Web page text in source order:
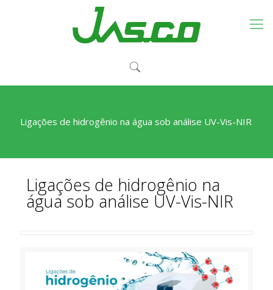
Ligações de hidrogênio na água sob análise UV-Vis-NIR
Ligações de hidrogênio na
água sob análise UV-Vis-NIR